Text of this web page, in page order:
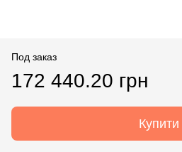
Под заказ
172 440.20 грн
Купити